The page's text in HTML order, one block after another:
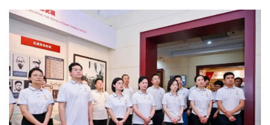
采
健
康
科
普
通